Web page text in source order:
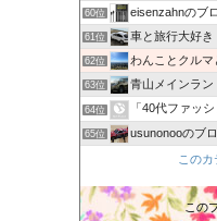
60位 eisenzahnのブ
61位 車と旅行大好き
62位 わんことクル
63位 青山メインラン
64位 「40代ファッシ
65位 usunonooのブ
新潟塗装職人 カ
68位 あーぬんブログ
この
この